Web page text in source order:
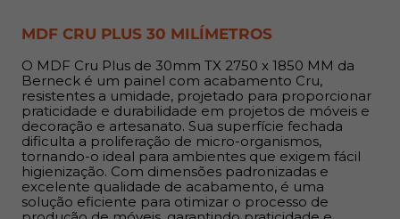
Acabamento: Cru
Largura: 1850 mm;
Espessuras: 30 mm;
Indicação:
O MDF de 30 mm é indicado para composição de
móveis como fundos de armários, estruturas e painéis
como estantes, armários, gavetas e revestimentos. Ideal
MDF CRU PLUS 30 MILÍMETROS
O MDF Cru Plus de 30mm TX 2750 x 1850 MM da
Berneck é um painel com acabamento Cru,
resistentes a umidade, projetado para proporcionar
praticidade e durabilidade em projetos de móveis e
decoração e artesanato. Sua superfície fechada
dificulta a proliferação de micro-organismos,
tornando-o ideal para ambientes que exigem fácil
higienização. Com dimensões padronizadas e
excelente qualidade de acabamento, é uma
solução eficiente para otimizar o processo de